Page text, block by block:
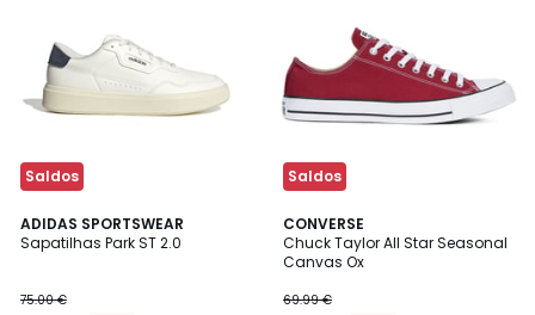
Saldos
ADIDAS SPORTSWEAR
Sapatilhas Park ST 2.0
75.00 €
5
/
Saldos
CONVERSE
Chuck Taylor All Star Seasonal
Canvas Ox
69.99 €
4,7
/ 5